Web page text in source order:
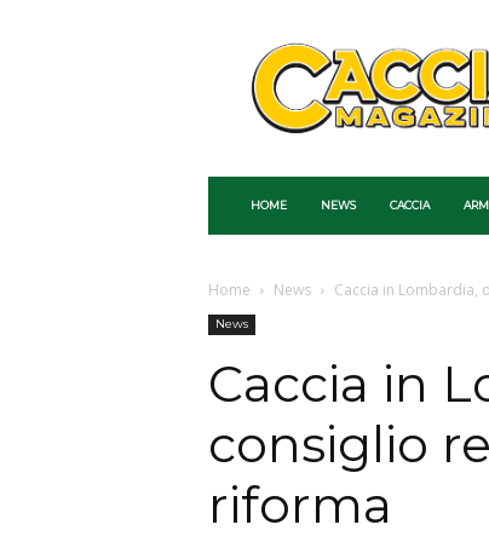
Caccia
Magazine
HOME NEWS CACCIA
Home News Caccia in Lombardia,
News
Caccia in
consiglio
riforma